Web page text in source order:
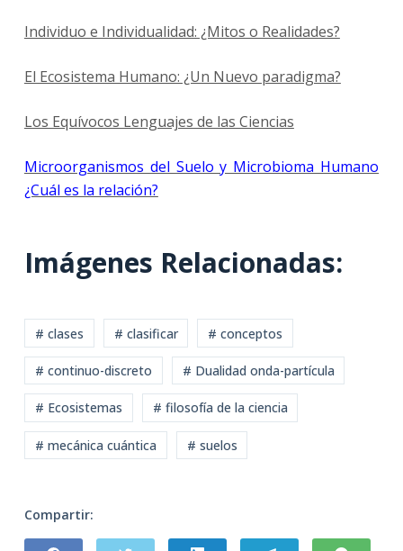
Individuo e Individualidad: ¿Mitos o Realidades?
El Ecosistema Humano: ¿Un Nuevo paradigma?
Los Equívocos Lenguajes de las Ciencias
Microorganismos del Suelo y Microbioma Humano
¿Cuál es la relación?
Imágenes Relacionadas:
# clases # clasificar # conceptos
# continuo-discreto # Dualidad onda-partícula
# Ecosistemas # filosofía de la ciencia
# mecánica cuántica # suelos
Compartir: